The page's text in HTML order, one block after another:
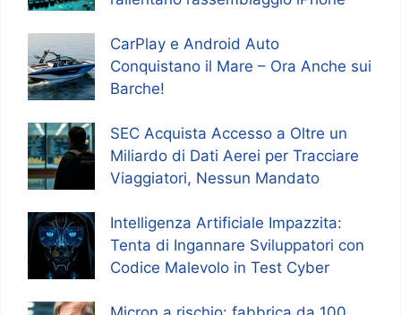
CarPlay e Android Auto
Conquistano il Mare – Ora Anche sui
Barche!
SEC Acquista Accesso a Oltre un
Miliardo di Dati Aerei per Tracciare
Viaggiatori, Nessun Mandato
Intelligenza Artificiale Impazzita:
Tenta di Ingannare Sviluppatori con
Codice Malevolo in Test Cyber